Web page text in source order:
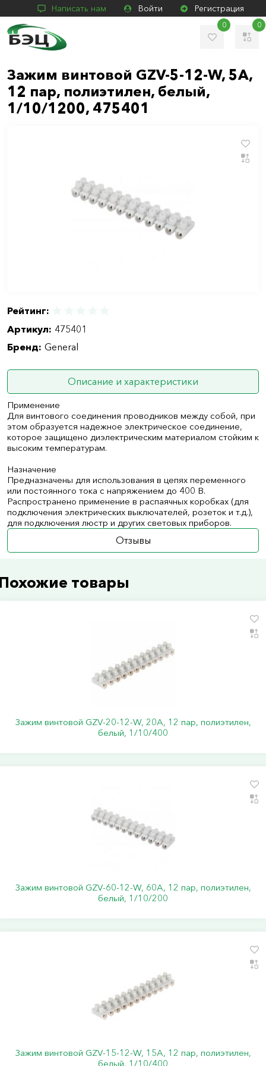
Написать нам Войти Регистрация
0 0
Зажим винтовой GZV-5-12-W, 5А,
12 пар, полиэтилен, белый,
1/10/1200, 475401
Рейтинг:
Артикул: 475401
Бренд: General
Описание и характеристики
Применение
Для винтового соединения проводников между собой, при
этом образуется надежное электрическое соединение,
которое защищено диэлектрическим материалом стойким к
высоким температурам.
Назначение
Предназначены для использования в цепях переменного
или постоянного тока с напряжением до 400 В.
Распространено применение в распаячных коробках (для
подключения электрических выключателей, розеток и т.д.),
для подключения люстр и других световых приборов.
Отзывы
товары
Зажим винтовой GZV-20-12-W, 20А, 12 пар, полиэтилен,
белый, 1/10/400
Зажим винтовой GZV-60-12-W, 60А, 12 пар, полиэтилен,
белый, 1/10/200
Зажим винтовой GZV-15-12-W, 15А, 12 пар, полиэтилен,
белый, 1/10/400